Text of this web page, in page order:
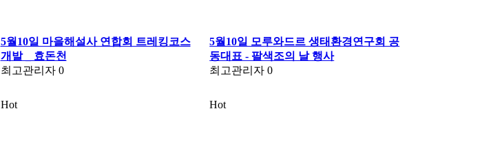
5월10일 마을해설사 연합회 트레킹코스
개발 _ 효돈천
최고관리자 0
5월10일 모루와드르 생태환경연구회 공
동대표 - 팔색조의 날 행사
최고관리자 0
Hot Hot